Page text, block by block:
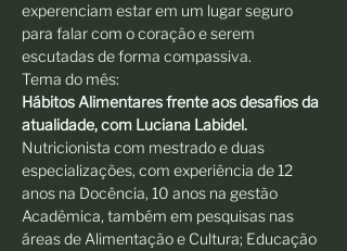
experenciam estar em um lugar seguro
para falar com o coração e serem
escutadas de forma compassiva.
Tema do mês:
Hábitos Alimentares frente aos desafios da
atualidade, com Luciana Labidel.
Nutricionista com mestrado e duas
especializações, com experiência de 12
anos na Docência, 10 anos na gestão
Acadêmica, também em pesquisas nas
áreas de Alimentação e Cultura; Educação